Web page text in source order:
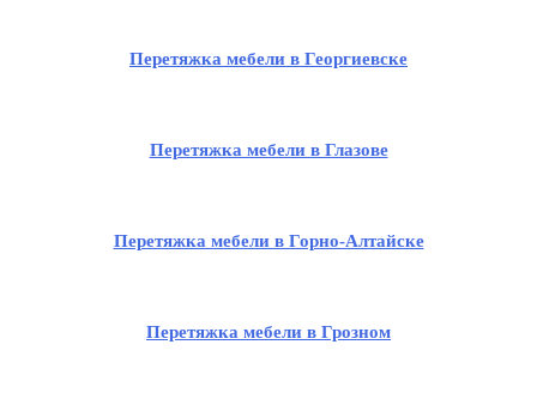
Перетяжка мебели в Георгиевске
Перетяжка мебели в Глазове
Перетяжка мебели в Горно-Алтайске
Перетяжка мебели в Грозном